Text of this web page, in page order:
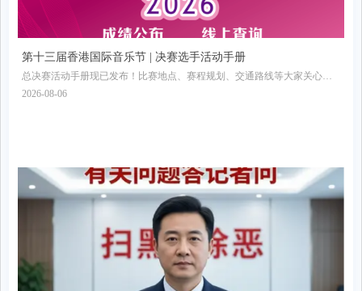
第十三届香港国际音乐节 | 决赛选手活动手册
总决赛活动手册现已发布！比赛地点、赛程规划、交通路线等大家关心的
信息全部收录其中，欢迎收藏转发！
2026-08-06